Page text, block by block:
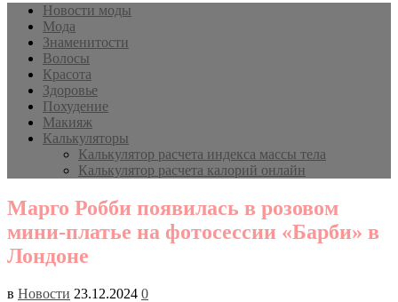
Новости моды
Мода
Знаменитости
Волосы
Красота
Здоровье
Похудение
Макияж
Калькуляторы
Калькулятор расчета индекса массы тела
Калькулятор расчета калорий онлайн
Марго Робби появилась в розовом
мини-платье на фотосессии «Барби» в
Лондоне
в Новости 23.12.2024 0